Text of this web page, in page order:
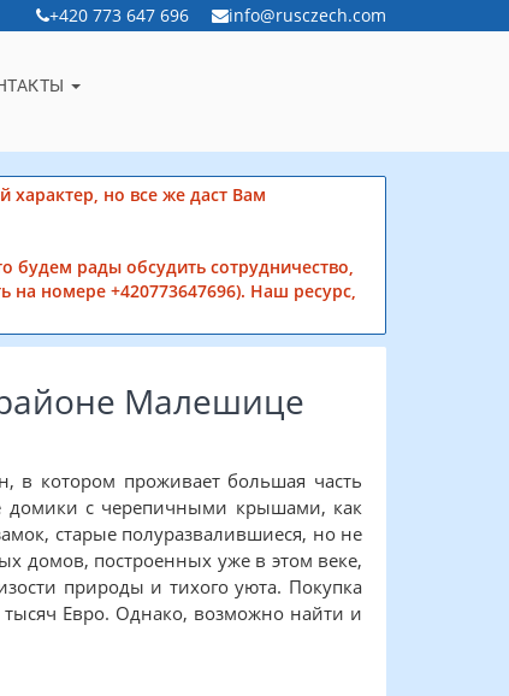
+420 773 647 696 info@rusczech.com
характер, но все же даст Вам
будем рады обсудить сотрудничество,
на номере +420773647696). Наш ресурс,
Малешице
в котором проживает большая часть
домики с черепичными крышами, как
старые полуразвалившиеся, но не
домов, построенных уже в этом веке,
природы и тихого уюта. Покупка
Евро. Однако, возможно найти и